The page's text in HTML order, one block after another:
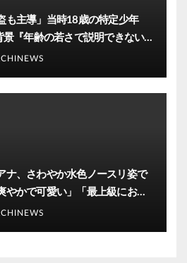
も主導」当時18歳の特定少年
景『年齢の若さで説明できない
』＜元裁判官が解説＞全国的
ナ、さわやか水色ノースリ姿で
かで可愛い」「最上級にお似
)